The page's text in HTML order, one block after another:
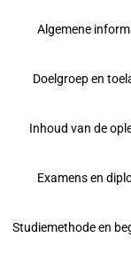
Algemene
Doelgroep en
Inhoud van de
Examens en
Studiemethode en